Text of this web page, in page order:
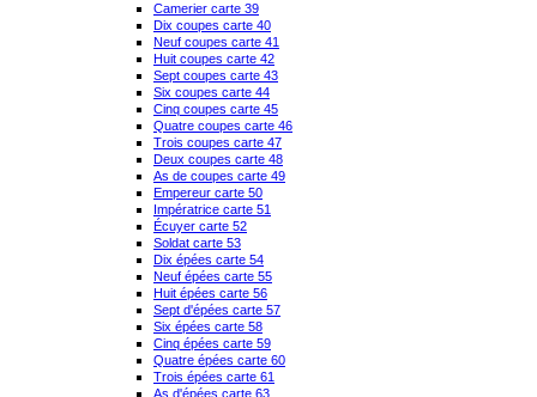
Camerier carte 39
Dix coupes carte 40
Neuf coupes carte 41
Huit coupes carte 42
Sept coupes carte 43
Six coupes carte 44
Cinq coupes carte 45
Quatre coupes carte 46
Trois coupes carte 47
Deux coupes carte 48
As de coupes carte 49
Empereur carte 50
Impératrice carte 51
Écuyer carte 52
Soldat carte 53
Dix épées carte 54
Neuf épées carte 55
Huit épées carte 56
Sept d'épées carte 57
Six épées carte 58
Cinq épées carte 59
Quatre épées carte 60
Trois épées carte 61
As d'épées carte 63